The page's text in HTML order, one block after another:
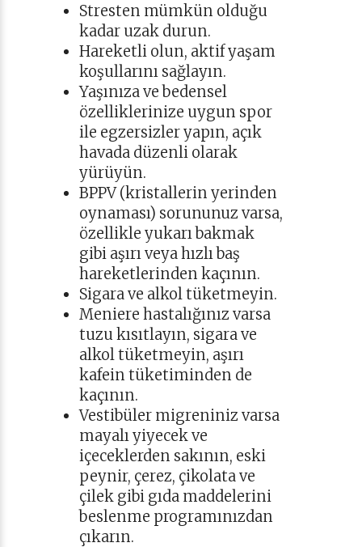
Stresten mümkün olduğu
kadar uzak durun.
Hareketli olun, aktif yaşam
koşullarını sağlayın.
Yaşınıza ve bedensel
özelliklerinize uygun spor
ile egzersizler yapın, açık
havada düzenli olarak
yürüyün.
BPPV (kristallerin yerinden
oynaması) sorununuz varsa,
özellikle yukarı bakmak
gibi aşırı veya hızlı baş
hareketlerinden kaçının.
Sigara ve alkol tüketmeyin.
Meniere hastalığınız varsa
tuzu kısıtlayın, sigara ve
alkol tüketmeyin, aşırı
kafein tüketiminden de
kaçının.
Vestibüler migreniniz varsa
mayalı yiyecek ve
içeceklerden sakının, eski
peynir, çerez, çikolata ve
çilek gibi gıda maddelerini
beslenme programınızdan
çıkarın.